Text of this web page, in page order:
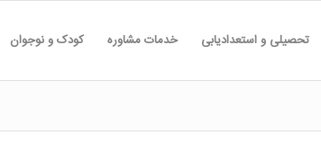
تحصیلی و استعدادیابی خدمات مشاوره کودک و نوجوان